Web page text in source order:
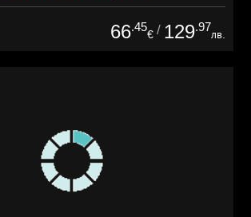
66.45
€ / 129.97
лв.